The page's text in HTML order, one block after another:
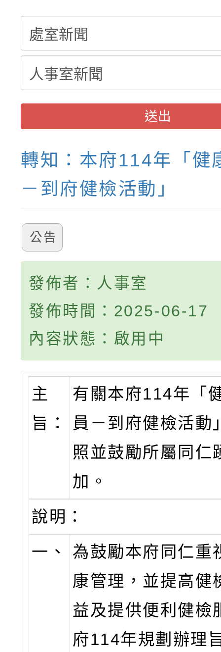
送出
轉知：本府114年「健
－到府健檢活動」
公告
發佈者：人事室
發佈時間：2025-06-17
內容狀態：啟用中
主
旨：
有關本府114年「
員－到府健檢活動
照並鼓勵所屬同仁
加。
說明：
一、
為鼓勵本府同仁重
康管理，並提高健
益及提供便利健檢
府114年規劃辦理